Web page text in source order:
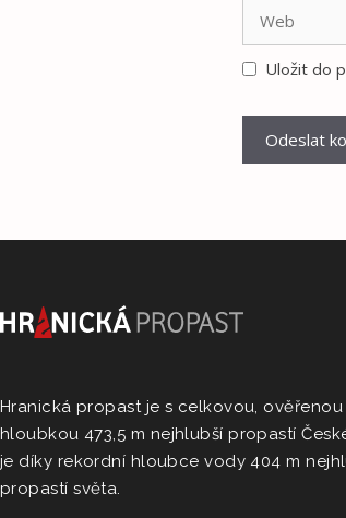
Uložit do
Hranická propast je s celkovou,
hloubkou 473,5 m nejhlubší propastí
je díky rekordní hloubce vody 404 m
propastí světa.